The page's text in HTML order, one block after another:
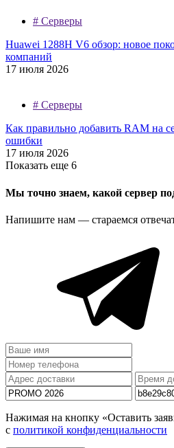
# Серверы
Huawei 1288H V6 обзор: новое
компаний
17 июля 2026
# Серверы
Как правильно добавить RAM на
ошибки
17 июля 2026
Показать еще 6
Мы точно знаем, какой сервер
Напишите нам — стараемся
Нажимая на кнопку «Оставить
с политикой конфиденциальности